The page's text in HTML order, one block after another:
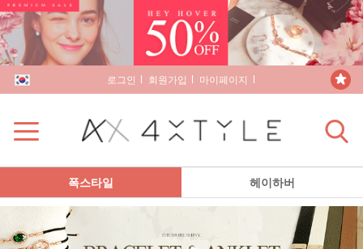
로그인 회원가입 마이페이지
폭스타일 헤이하버